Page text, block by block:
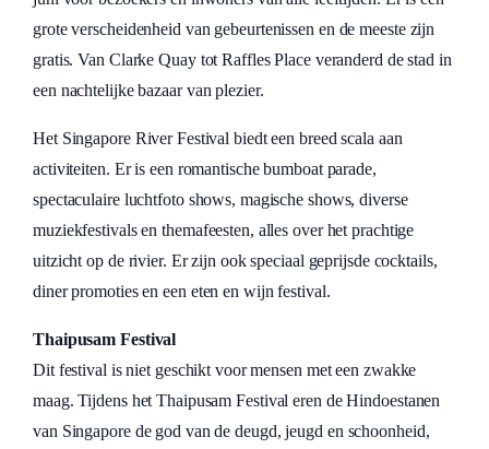
grote verscheidenheid van gebeurtenissen en de meeste zijn
gratis. Van Clarke Quay tot Raffles Place veranderd de stad in
een nachtelijke bazaar van plezier.
Het Singapore River Festival biedt een breed scala aan
activiteiten. Er is een romantische bumboat parade,
spectaculaire luchtfoto shows, magische shows, diverse
muziekfestivals en themafeesten, alles over het prachtige
uitzicht op de rivier. Er zijn ook speciaal geprijsde cocktails,
diner promoties en een eten en wijn festival.
Thaipusam Festival
Dit festival is niet geschikt voor mensen met een zwakke
maag. Tijdens het Thaipusam Festival eren de Hindoestanen
van Singapore de god van de deugd, jeugd en schoonheid,